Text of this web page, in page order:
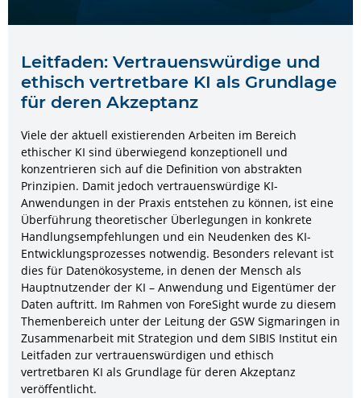
Leitfaden: Vertrauenswürdige und
ethisch vertretbare KI als Grundlage
für deren Akzeptanz
Viele der aktuell existierenden Arbeiten im Bereich
ethischer KI sind überwiegend konzeptionell und
konzentrieren sich auf die Definition von abstrakten
Prinzipien. Damit jedoch vertrauenswürdige KI-
Anwendungen in der Praxis entstehen zu können, ist eine
Überführung theoretischer Überlegungen in konkrete
Handlungsempfehlungen und ein Neudenken des KI-
Entwicklungsprozesses notwendig. Besonders relevant ist
dies für Datenökosysteme, in denen der Mensch als
Hauptnutzender der KI – Anwendung und Eigentümer der
Daten auftritt. Im Rahmen von ForeSight wurde zu diesem
Themenbereich unter der Leitung der GSW Sigmaringen in
Zusammenarbeit mit Strategion und dem SIBIS Institut ein
Leitfaden zur vertrauenswürdigen und ethisch
vertretbaren KI als Grundlage für deren Akzeptanz
veröffentlicht.